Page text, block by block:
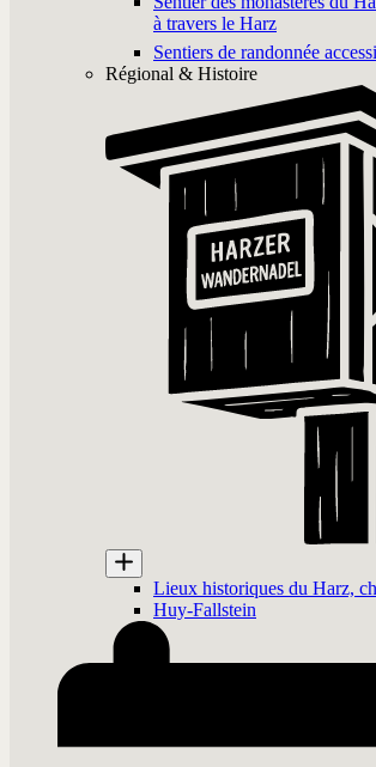
à travers le Harz
Sentiers de randonnée
Régional & Histoire
Lieux historiques du Harz,
Huy-Fallstein